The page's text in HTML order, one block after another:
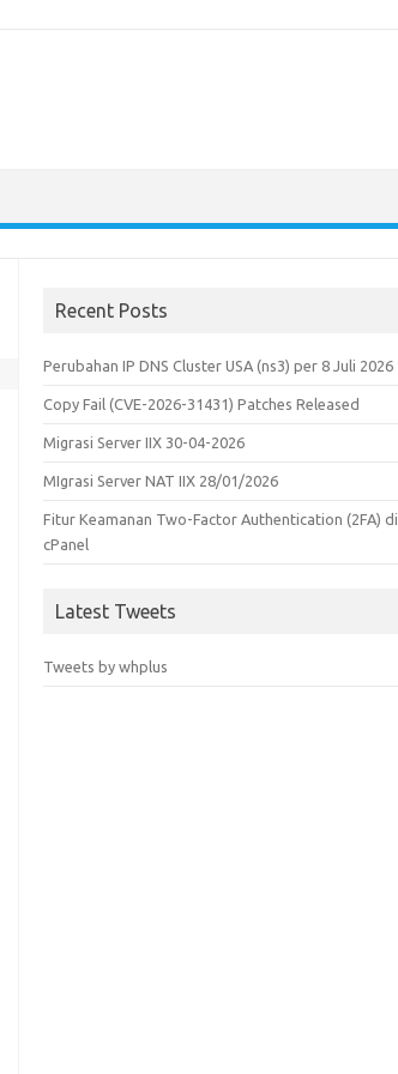
Recent Posts
Perubahan IP DNS Cluster USA (ns3) per 8 Juli 2026
Copy Fail (CVE-2026-31431) Patches Released
Migrasi Server IIX 30-04-2026
MIgrasi Server NAT IIX 28/01/2026
Fitur Keamanan Two-Factor Authentication (2FA) di
cPanel
Latest Tweets
Tweets by whplus